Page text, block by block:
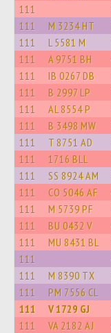
111
111 M 3234 HT
111 L 5581 M
111 A 9751 BH
111 IB 0267 DB
111 B 2997 LP
111 AL 8554 P
111 B 3498 MW
111 T 8751 AD
111 1716 BLL
111 SS 8924 AM
111 CO 5046 AF
111 M 5739 PF
111 BU 0432 V
111 MU 8431 BL
111
111 M 8390 TX
111 PM 7556 CL
111 V 1729 GJ
111 VA 2182 AJ